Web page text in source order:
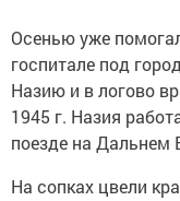
Осенью уже
госпитале под
Назию и в логово
1945 г. Назия
поезде на Дальнем
На сопках цвели